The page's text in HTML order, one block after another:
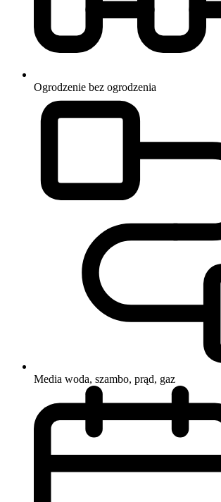
Ogrodzenie bez ogrodzenia
Media woda, szambo, prąd, gaz